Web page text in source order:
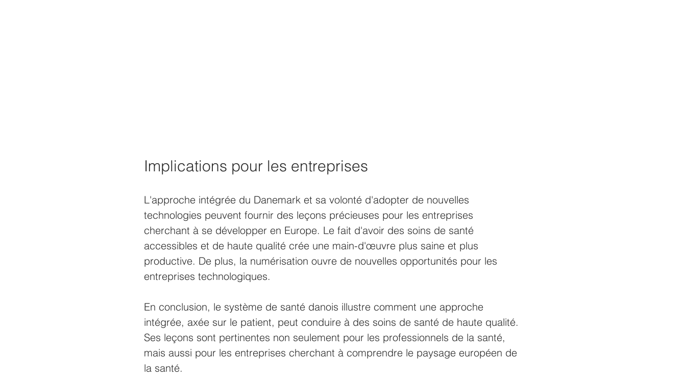
Implications pour les entreprises
L'approche intégrée du Danemark et sa volonté d'adopter de nouvelles
technologies peuvent fournir des leçons précieuses pour les entreprises
cherchant à se développer en Europe. Le fait d'avoir des soins de santé
accessibles et de haute qualité crée une main-d'œuvre plus saine et plus
productive. De plus, la numérisation ouvre de nouvelles opportunités pour les
entreprises technologiques.
En conclusion, le système de santé danois illustre comment une approche
intégrée, axée sur le patient, peut conduire à des soins de santé de haute qualité.
Ses leçons sont pertinentes non seulement pour les professionnels de la santé,
mais aussi pour les entreprises cherchant à comprendre le paysage européen de
la santé.